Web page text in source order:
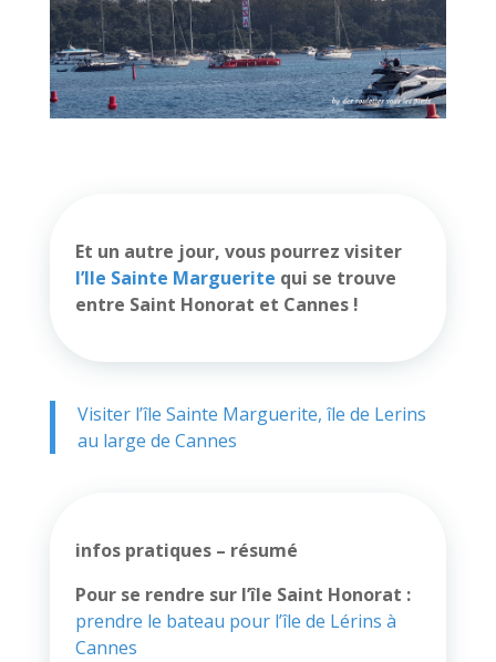
Et un autre jour, vous pourrez visiter
l’Ile Sainte Marguerite qui se trouve
entre Saint Honorat et Cannes !
Visiter l’île Sainte Marguerite, île de Lerins
au large de Cannes
infos pratiques – résumé
Pour se rendre sur l’île Saint Honorat :
prendre le bateau pour l’île de Lérins à
Cannes